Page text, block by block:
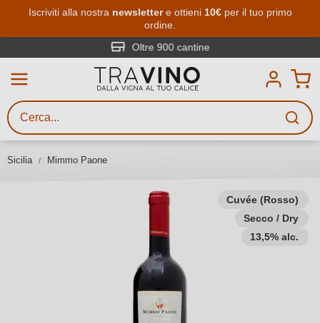
Passa al contenuto principale
Iscriviti alla nostra newslettere ottieni 10€per il tuo primo
ordine.
Oltre 900 cantine
Sicilia Mimmo Paone
Cuvée (Rosso)
Secco / Dry
13,5% alc.
Ricerca vini
Inserisci almeno 3 caratteri
gusto, occasione, nome del vino,
vitigno, regione, cantina o altri